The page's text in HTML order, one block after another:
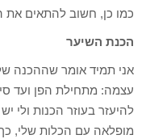
כמו כן, חשוב להתאים את
הכנת השיער
אני תמיד אומר שההכנה
עצמה: מתחילת הפן ועד
להיעזר בעוזר הכנות ולי
מופלאה עם הכלות שלי,